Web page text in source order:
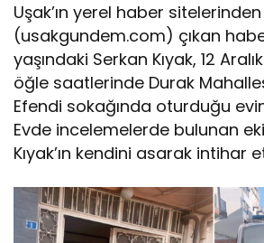
Uşak’ın yerel haber
(usakgundem.com) çıkan
yaşındaki Serkan Kıyak, 12
öğle saatlerinde Durak
Efendi sokağında oturduğu
Evde incelemelerde bulunan
Kıyak’ın kendini asarak intihar